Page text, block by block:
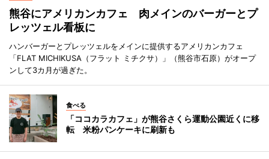
熊谷にアメリカンカフェ 肉メインのバーガーとプ
レッツェル看板に
ハンバーガーとプレッツェルをメインに提供するアメリカンカフェ
「FLAT MICHIKUSA（フラット ミチクサ）」（熊谷市石原）がオープ
ンして3カ月が過ぎた。
食べる
「ココカラカフェ」が熊谷さくら運動公園近くに移
転 米粉パンケーキに刷新も